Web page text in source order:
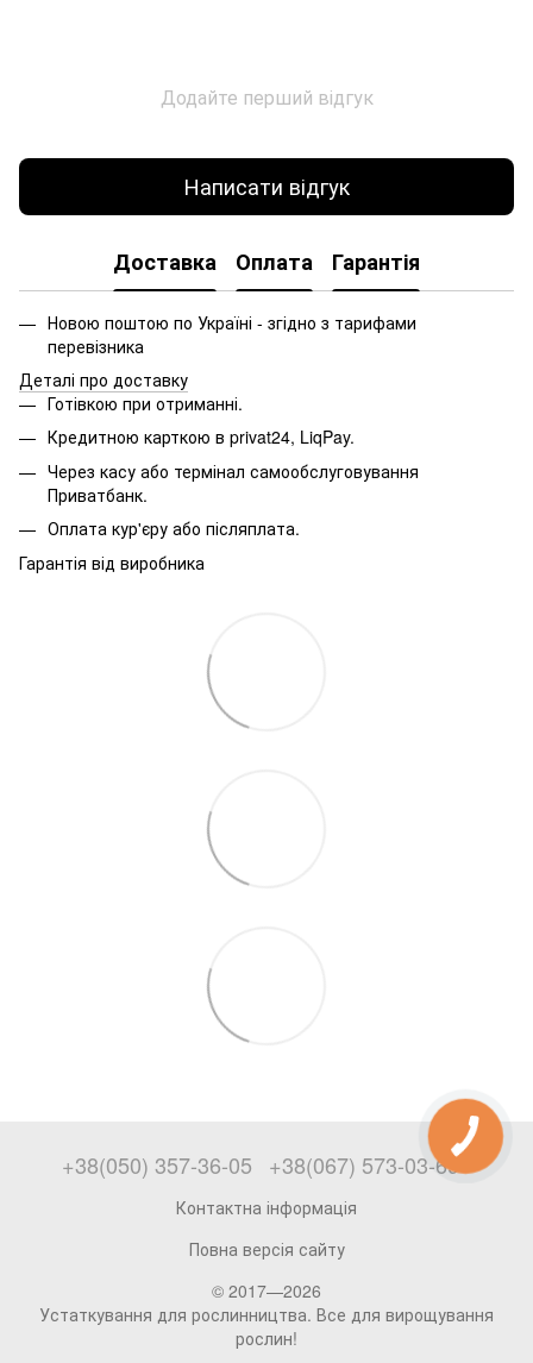
Додайте перший відгук
Написати відгук
Доставка Оплата Гарантія
Новою поштою по Україні - згідно з тарифами
перевізника
Деталі про доставку
Готівкою при отриманні.
Кредитною карткою в privat24, LiqPay.
Через касу або термінал самообслуговування
Приватбанк.
Оплата кур'єру або післяплата.
Гарантія від виробника
+38(050) 357-36-05 +38(067) 573-03-69
Контактна інформація
Повна версія сайту
© 2017—2026
Устаткування для рослинництва. Все для вирощування
рослин!